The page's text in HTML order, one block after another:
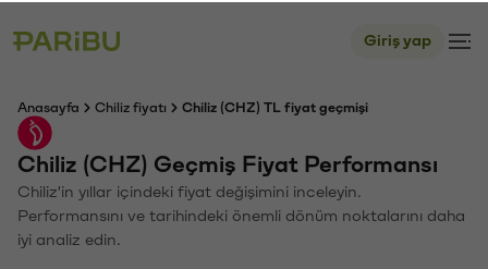
Giriş yap
Anasayfa Chiliz fiyatı Chiliz (CHZ) TL fiyat geçmişi
Chiliz (CHZ) Geçmiş Fiyat Performansı
Chiliz'in yıllar içindeki fiyat değişimini inceleyin.
Performansını ve tarihindeki önemli dönüm noktalarını daha
iyi analiz edin.